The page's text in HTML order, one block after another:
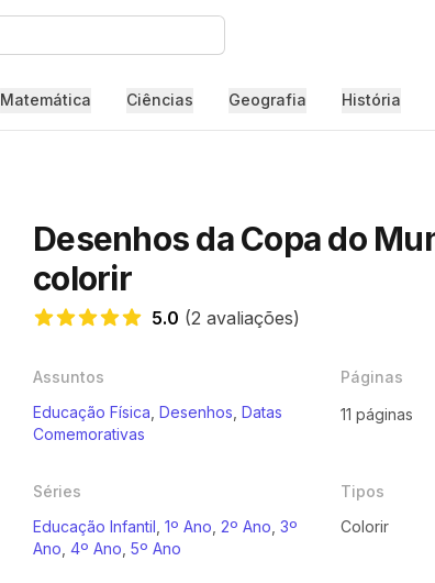
Matemática Ciências Geografia História
Desenhos da Copa do
colorir
5.0 (2 avaliações)
Assuntos
Educação Física Desenhos Datas
Comemorativas
Páginas
11 páginas
Séries
Educação Infantil 1º Ano 2º Ano 3º
Ano 4º Ano 5º Ano
Tipos
Colorir